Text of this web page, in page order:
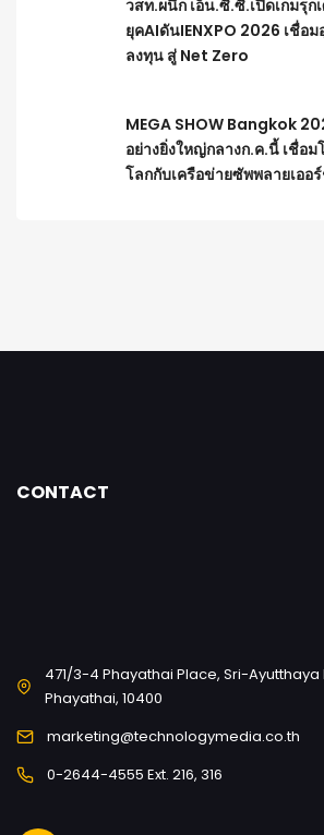
วสท.ผนึก เอ็น.ซี.ซี.เปิดเกมรุก
ยุคAIดันIENXPO 2026 เชื่อ
ลงทุน สู่ Net Zero
MEGA SHOW Bangkok
อย่างยิ่งใหญ่กลางก.ค.นี้ เชื่อ
โลกกับเครือข่ายซัพพลายเออ
CONTACT
471/3-4 Phayathai Place, Sri-Ayutthaya
Phayathai, 10400
marketing@technologymedia.co.th
0-2644-4555 Ext. 216, 316